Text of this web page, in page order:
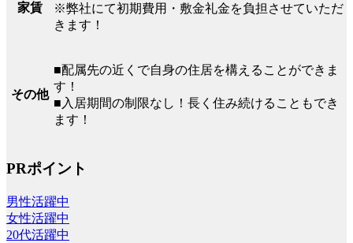
家賃
※弊社にて初期費用・敷金礼金を負担させていただ
きます！
その他
■配属先の近くで自身の住居を構えることができま
す！
■入居期間の制限なし！長く住み続けることもでき
ます！
PRポイント
男性活躍中
女性活躍中
20代活躍中